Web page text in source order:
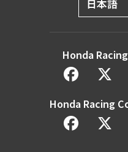
Honda
Honda Racing